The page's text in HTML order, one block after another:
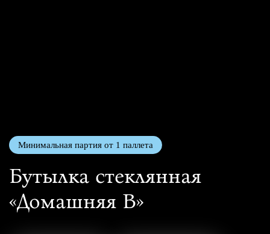
Минимальная партия от 1 паллета
Бутылка стеклянная
«Домашняя В»